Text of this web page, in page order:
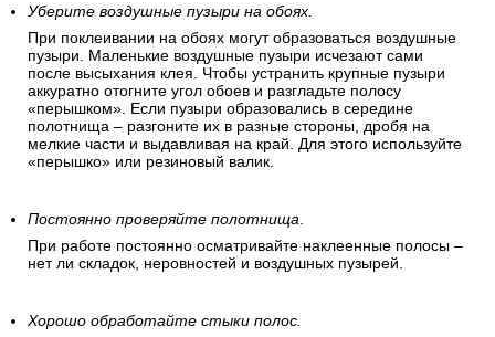
Уберите воздушные пузыри на обоях.
При поклеивании на обоях могут образоваться воздушные
пузыри. Маленькие воздушные пузыри исчезают сами
после высыхания клея. Чтобы устранить крупные пузыри
аккуратно отогните угол обоев и разгладьте полосу
«перышком». Если пузыри образовались в середине
полотнища – разгоните их в разные стороны, дробя на
мелкие части и выдавливая на край. Для этого используйте
«перышко» или резиновый валик.
Постоянно проверяйте полотнища.
При работе постоянно осматривайте наклеенные полосы –
нет ли складок, неровностей и воздушных пузырей.
Хорошо обработайте стыки полос.